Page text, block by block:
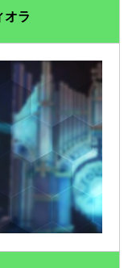
オラ